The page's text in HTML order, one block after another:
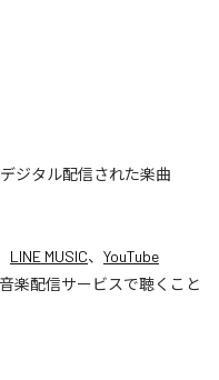
ジタル配信された楽曲
LINE MUSIC、 YouTube
楽配信サービスで聴くこと